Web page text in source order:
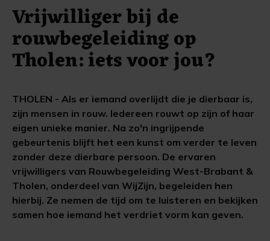
Vrijwilliger bij de
rouwbegeleiding op
Tholen: iets voor jou?
THOLEN - Als er iemand overlijdt die je dierbaar is,
zijn mensen in rouw. Iedereen rouwt op zijn of haar
eigen unieke manier. Na zo'n ingrijpende
gebeurtenis blijft het een kunst om verder te leven
zonder deze dierbare persoon. De ervaren
vrijwilligers van Rouwbegeleiding West-Brabant &
Tholen, onderdeel van WijZijn, begeleiden hen
hierbij. Ze nemen de tijd om te luisteren en bekijken
samen hoe iemand het verdriet vorm kan geven.